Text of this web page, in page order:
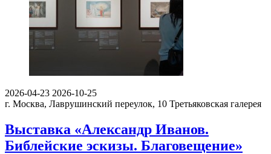
2026-04-23 2026-10-25
г. Москва, Лаврушинский переулок, 10 Третьяковская галерея
Выставка «Александр Иванов.
Библейские эскизы. Благовещение»